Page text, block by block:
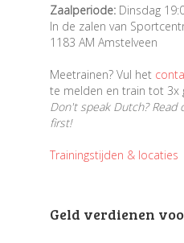
Zaalperiode:Dinsdag
In de zalen van
1183 AM Amstelveen
Meetrainen? Vul het
te melden en train tot 3x
Don't speak Dutch? Read
first!
Trainingstijden & locaties
Geld verdienen